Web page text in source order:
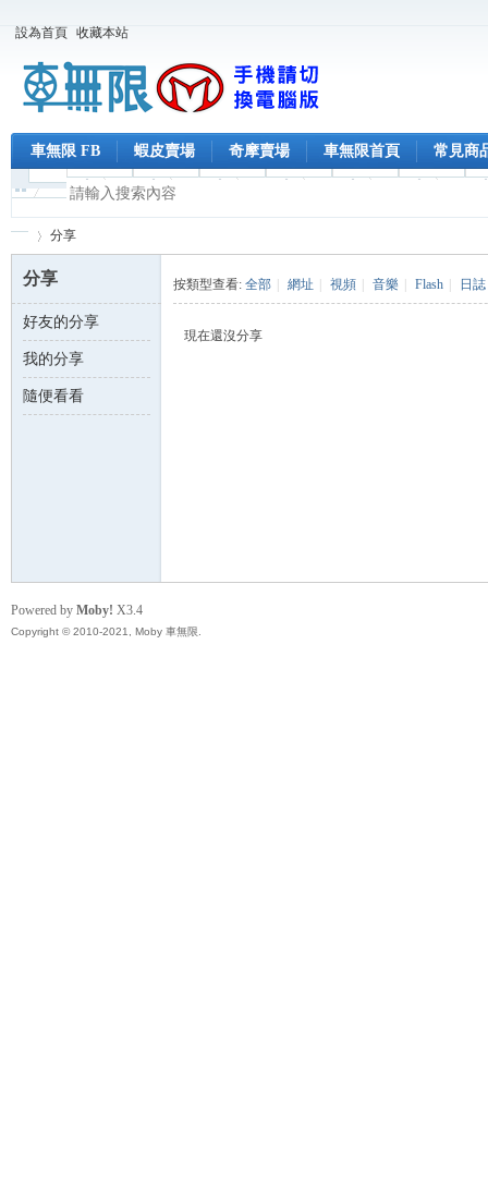
設為首頁 收藏本站
車無限 FB 蝦皮賣場 奇摩賣場 車無限首頁 常見商
車 ›
分享
分享
好友的分享
我的分享
隨便看看
按類型查看: 全部 網址 視頻 音樂 Flash 日誌
現在還沒分享
Powered by Moby! X3.4
Copyright © 2010-2021, Moby 車無限.